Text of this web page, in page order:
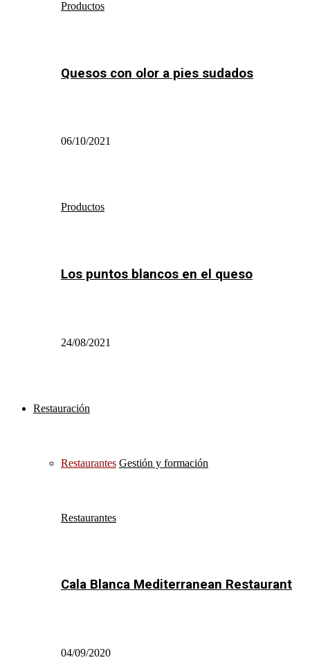
Productos
Quesos con olor a pies sudados
06/10/2021
Productos
Los puntos blancos en el queso
24/08/2021
Restauración
Restaurantes Gestión y formación
Restaurantes
Cala Blanca Mediterranean Restaurant
04/09/2020